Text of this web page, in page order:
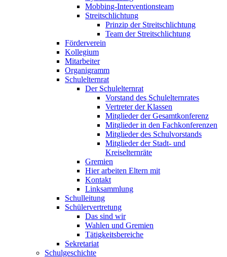
Mobbing-Interventionsteam
Streitschlichtung
Prinzip der Streitschlichtung
Team der Streitschlichtung
Förderverein
Kollegium
Mitarbeiter
Organigramm
Schulelternrat
Der Schulelternrat
Vorstand des Schulelternrates
Vertreter der Klassen
Mitglieder der Gesamtkonferenz
Mitglieder in den Fachkonferenzen
Mitglieder des Schulvorstands
Mitglieder der Stadt- und
Kreiselternräte
Gremien
Hier arbeiten Eltern mit
Kontakt
Linksammlung
Schulleitung
Schülervertretung
Das sind wir
Wahlen und Gremien
Tätigkeitsbereiche
Sekretariat
Schulgeschichte